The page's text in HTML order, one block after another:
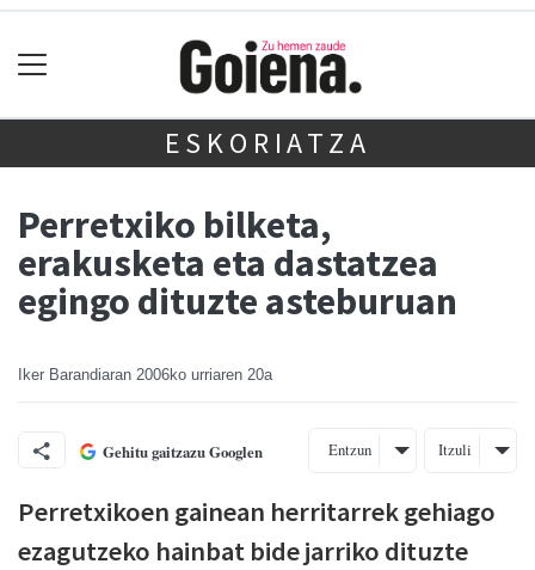
ESKORIATZA
Perretxiko bilketa,
erakusketa eta dastatzea
egingo dituzte asteburuan
Iker Barandiaran 2006ko urriaren 20a
Gehitu gaitzazu Googlen Entzun Itzuli
Perretxikoen gainean herritarrek gehiago
ezagutzeko hainbat bide jarriko dituzte